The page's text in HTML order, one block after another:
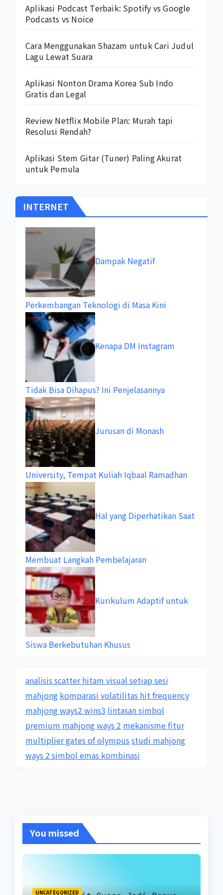
Aplikasi Podcast Terbaik: Spotify vs Google
Podcasts vs Noice
Cara Menggunakan Shazam untuk Cari Judul
Lagu Lewat Suara
Aplikasi Nonton Drama Korea Sub Indo
Gratis dan Legal
Review Netflix Mobile Plan: Murah tapi
Resolusi Rendah?
Aplikasi Stem Gitar (Tuner) Paling Akurat
untuk Pemula
INTERNET
Dampak Negatif
Perkembangan Teknologi di Masa Kini
Kenapa DM Instagram
Tidak Bisa Dihapus? Ini Penjelasannya
Jurusan di Monash
University, Tempat Kuliah Iqbaal Ramadhan
Hal yang Diperhatikan Saat
Membuat Langkah Pembelajaran
Kurikulum Adaptif untuk
Siswa Berkebutuhan Khusus
analisis scatter hitam visual setiap sesi
mahjong komparasi volatilitas hit frequency
mahjong ways2 wins3 lintasan simbol
premium mahjong ways 2 mekanisme fitur
multiplier gates of olympus studi mahjong
ways 2 simbol emas kombinasi
You missed
UNCATEGORIZED